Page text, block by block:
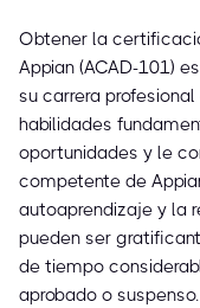
Obtener la
Appian (ACAD-101)
su carrera
habilidades
oportunidades y le
competente de
autoaprendizaje y la
pueden ser
de tiempo
aprobado o suspenso.